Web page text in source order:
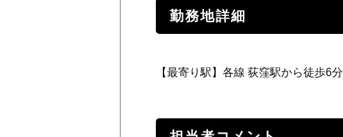
勤務地詳細
【最寄り駅】各線 荻窪駅から徒歩6分